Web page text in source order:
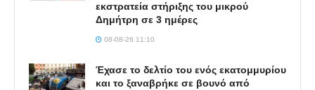
εκστρατεία στήριξης του μικρού
Δημήτρη σε 3 ημέρες
08-08-26 11:10
Έχασε το δελτίο του ενός εκατομμυρίου
και το ξαναβρήκε σε βουνό από